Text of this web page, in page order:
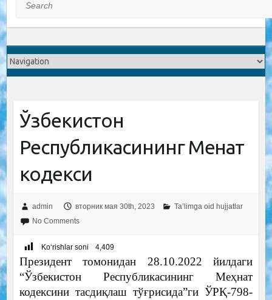
Ўзбекистон
Республикасининг Меҳнат
кодекси
admin вторник мая 30th, 2023
Ta’limga oid hujjatlar
No Comments
Ko‘rishlar soni 4,409
Президент томонидан 28.10.2022 йилдаги
“Ўзбекистон Республикасининг Меҳнат
кодексини тасдиқлаш тўғрисида”ги ЎРҚ-798-